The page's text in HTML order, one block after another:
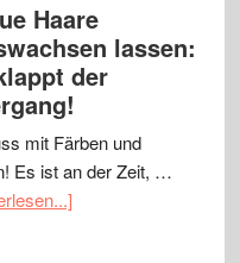
Haare
lassen:
der
mit Färben und
Es ist an der Zeit, …